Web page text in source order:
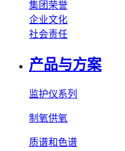
集团荣誉
企业文化
社会责任
产品与方案
监护仪系列
制氧供氧
质谱和色谱